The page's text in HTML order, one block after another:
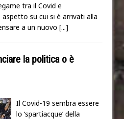
tra il Covid e
aspetto su cui si è arrivati alla
a un nuovo [...]
la politica o è
Il Covid-19 sembra essere
lo ‘spartiacque’ della